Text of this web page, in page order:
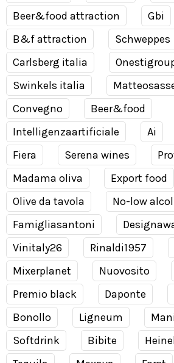
Beer&food attraction
Gbi
B&f attraction
Schweppes
Carlsberg italia
Swinkels italia
Convegno
Beer&food
Intelligenzaartificiale
Ai
Fiera
Serena wines
Madama oliva
Export food
Olive da tavola
No-low alcol
Famigliasantoni
Vinitaly26
Rinaldi1957
Mixerplanet
Nuovosito
Premio black
Daponte
Bonollo
Ligneum
Softdrink
Bibite